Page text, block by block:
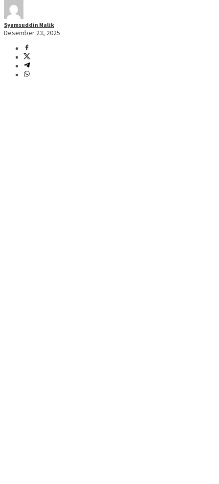
Syamsuddin Malik
Desember 23, 2025